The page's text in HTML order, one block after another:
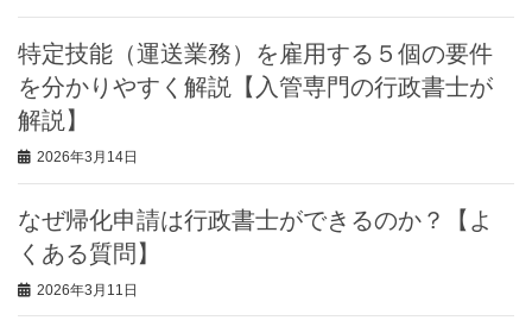
特定技能（運送業務）を雇用する５個の要件
を分かりやすく解説【入管専門の行政書士が
解説】
2026年3月14日
なぜ帰化申請は行政書士ができるのか？【よ
くある質問】
2026年3月11日